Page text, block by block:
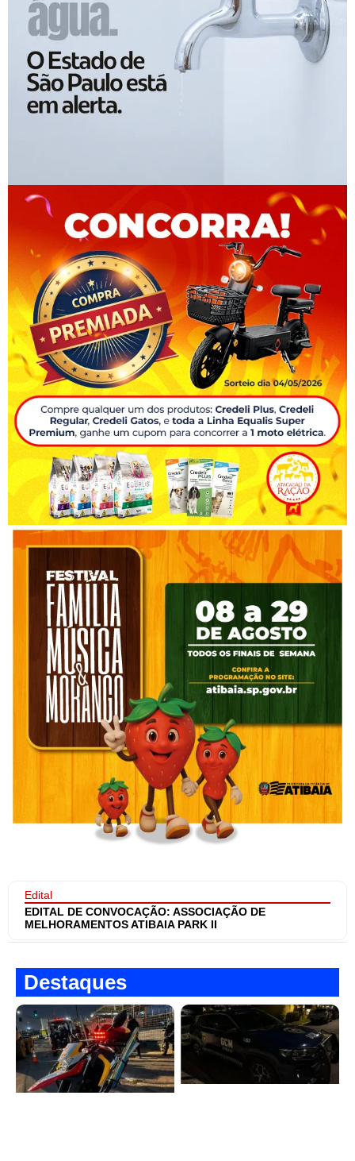
Edital
EDITAL DE CONVOCAÇÃO: ASSOCIAÇÃO DE
MELHORAMENTOS ATIBAIA PARK II
Destaques